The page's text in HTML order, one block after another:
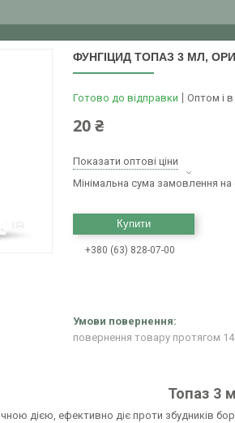
ФУНГІЦИД ТОПАЗ 3 МЛ,
Готово до відправки Оптом і
20 ₴
Показати оптові ціни
Мінімальна сума замовлення на
Купити
+380 (63) 828-07-00
повернення товару протягом 14
Топаз 3
дією, ефективно діє проти збудників